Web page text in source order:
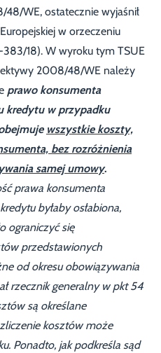
48/WE, ostatecznie wyjaśnił
w orzeczeniu
383/18). W wyroku tym TSUE
2008/48/WE należy
prawo konsumenta
kredytu w przypadku
wszystkie koszty,
bez rozróżnienia
samej umowy.
prawa konsumenta
byłaby osłabiona,
ograniczyć się
przedstawionych
od okresu obowiązywania
rzecznik generalny w pkt 54
są określane
kosztów może
Ponadto, jak podkreśla sąd